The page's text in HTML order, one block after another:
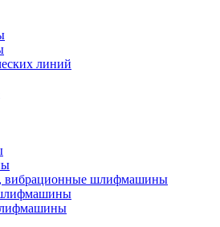
линий
вибрационные шлифмашины